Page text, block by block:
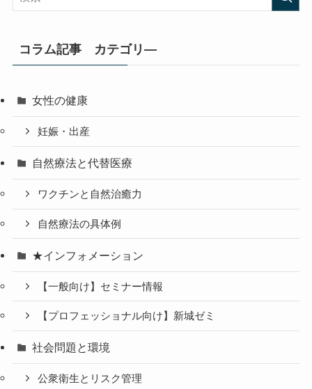
コラム記事 カテゴリ―
女性の健康
妊娠・出産
自然療法と代替医療
ワクチンと自然治癒力
自然療法の具体例
★インフォメーション
【一般向け】セミナー情報
【プロフェッショナル向け】新城ゼミ
社会問題と環境
公衆衛生とリスク管理